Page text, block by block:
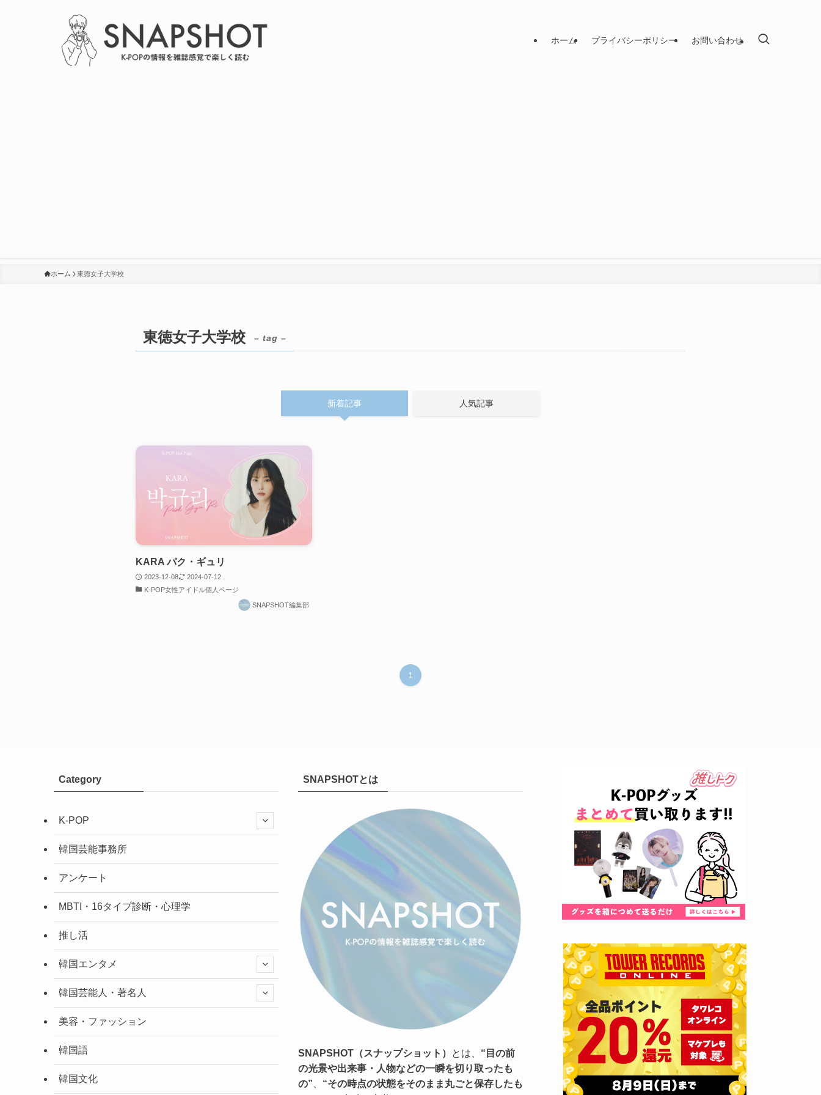
ホーム プライバシーポリシー お問い合わせ
ホーム 東徳女子大学校
東徳女子大学校 – tag –
新着記事 人気記事
KARA パク・ギュリ
2023-12-08
2024-07-12
K-POP女性アイドル個人ページ
SNAPSHOT編集部
1
Category
K-POP
韓国芸能事務所
アンケート
MBTI・16タイプ診断・心理学
推し活
韓国エンタメ
韓国芸能人・著名人
美容・ファッション
韓国語
韓国文化
SNAPSHOTとは
SNAPSHOT（スナップショット） とは、 “目の前
の光景や出来事・人物などの一瞬を切り取ったも
の”、 “その時点の状態をそのまま丸ごと保存したも